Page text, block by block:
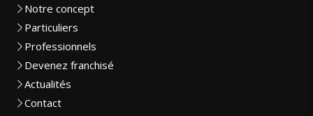
Notre concept
Particuliers
Professionnels
Devenez franchisé
Actualités
Contact